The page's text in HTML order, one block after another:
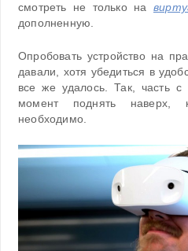
смотреть не только на
дополненную.
Опробовать устройство на
давали, хотя убедиться в
все же удалось. Так, часть
момент поднять наверх,
необходимо.